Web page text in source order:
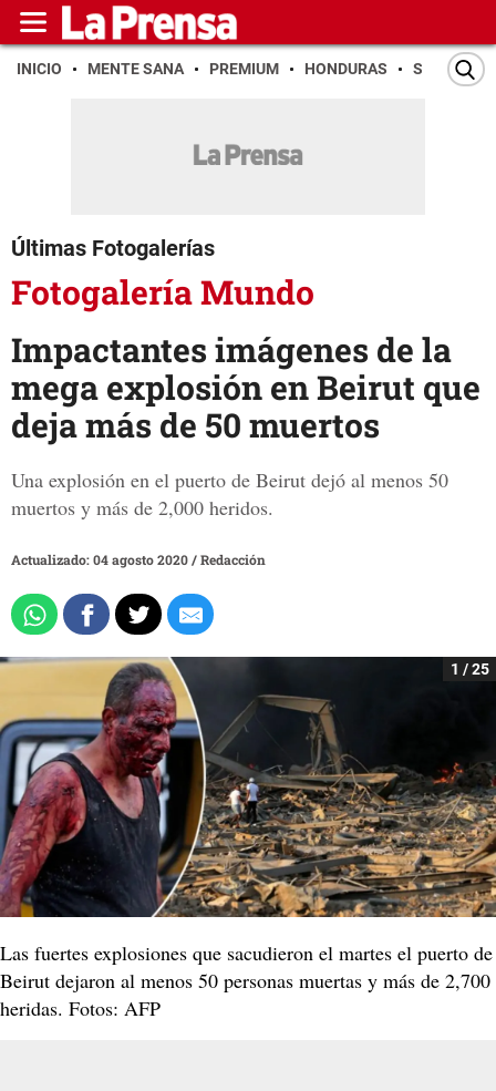
INICIO MENTE SANA PREMIUM HONDURAS SAN PEDRO
Últimas Fotogalerías
Fotogalería Mundo
Impactantes imágenes de la
mega explosión en Beirut que
deja más de 50 muertos
Una explosión en el puerto de Beirut dejó al menos 50
muertos y más de 2,000 heridos.
Actualizado: 04 agosto 2020/Redacción
1 / 25
Las fuertes explosiones que sacudieron el martes el puerto de
Beirut dejaron al menos 50 personas muertas y más de 2,700
heridas. Fotos: AFP